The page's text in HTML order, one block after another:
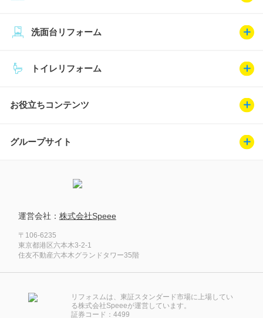
トイレリフォーム
洗面台リフォーム
お役立ちコンテンツ
グループサイト
運営会社： 株式会社Speee
〒106-6235
東京都港区六本木3-2-1
住友不動産六本木グランドタワー35階
リフォスムは、東証スタンダード市場に上場してい
る株式会社Speeeが運営しています。
証券コード：4499